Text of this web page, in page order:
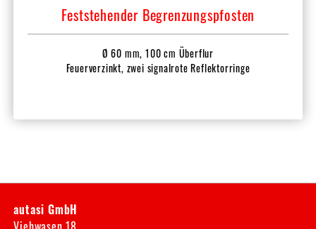
Feststehender Begrenzungspfosten
Ø 60 mm, 100 cm Überflur
Feuerverzinkt, zwei signalrote Reflektorringe
autasi GmbH